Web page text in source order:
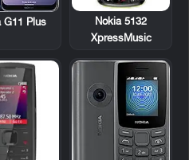
Nokia 5132
XpressMusic
G11 Plus